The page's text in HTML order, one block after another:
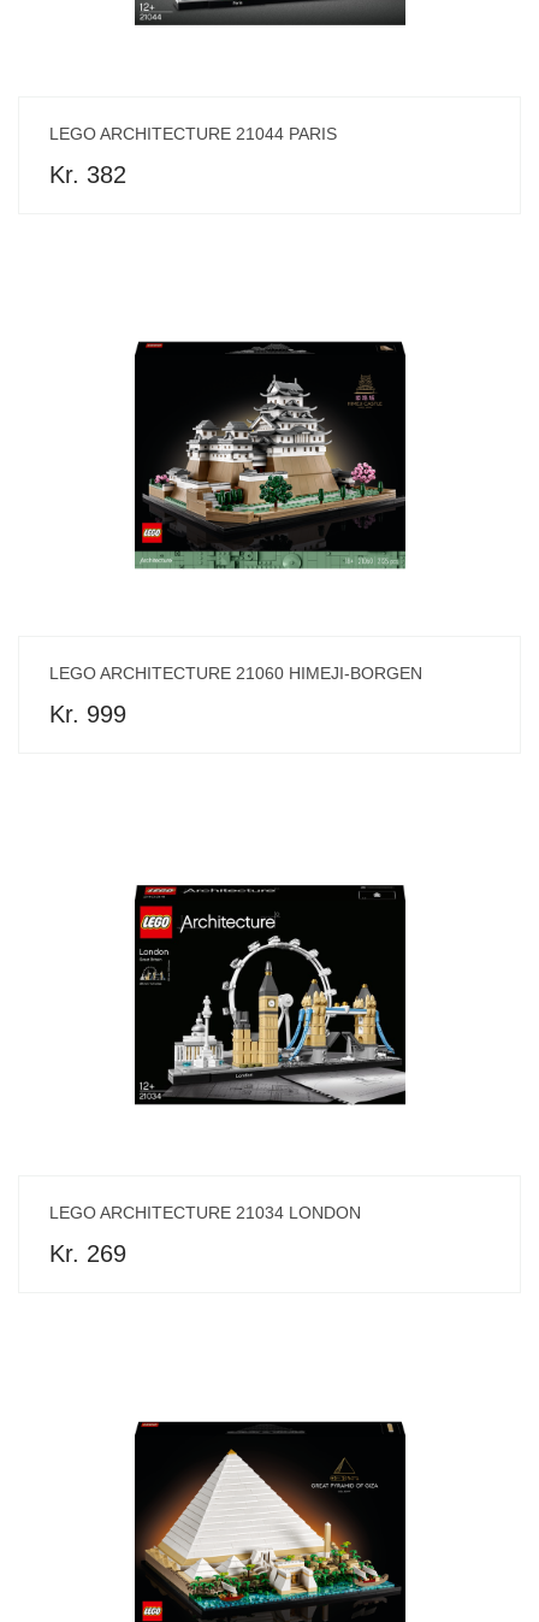
LEGO ARCHITECTURE 21044 PARIS
Kr. 382
LEGO ARCHITECTURE 21060 HIMEJI-BORGEN
Kr. 999
LEGO ARCHITECTURE 21034 LONDON
Kr. 269